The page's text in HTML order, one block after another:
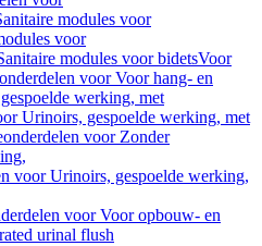
modules voor
voor
modules voor bidetsVoor
voor Voor hang- en
werking, met
Urinoirs, gespoelde werking, met
voor Zonder
voor Urinoirs, gespoelde werking,
voor Voor opbouw- en
urinal flush